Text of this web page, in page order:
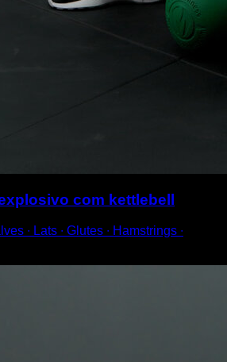
com kettlebell
∙ Lats ∙ Glutes ∙ Hamstrings ∙